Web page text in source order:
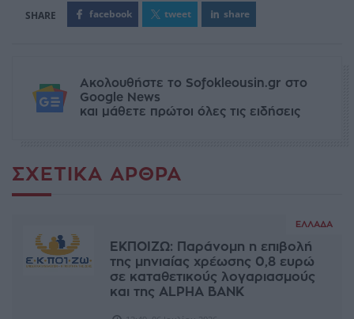
facebook tweet share
Ακολουθήστε το Sofokleousin.gr στο
Google News
και μάθετε πρώτοι όλες τις ειδήσεις
ΣΧΕΤΙΚΆ ΆΡΘΡΑ
ΕΛΛΆΔΑ
ΕΚΠΟΙΖΩ: Παράνομη η επιβολή
της μηνιαίας χρέωσης 0,8 ευρώ
σε καταθετικούς λογαριασμούς
και της ALPHA BANK